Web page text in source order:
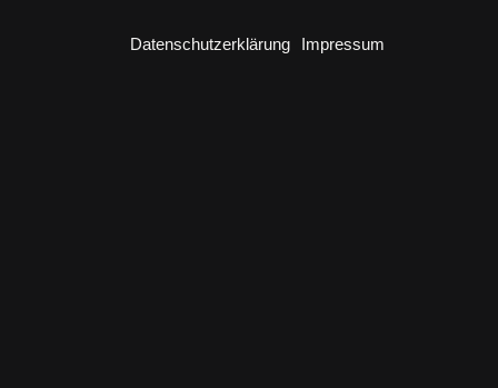
Datenschutzerklärung Impressum